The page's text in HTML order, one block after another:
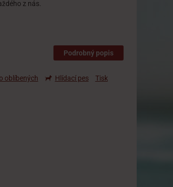
z nás.
Podrobný popis
oblíbených Hlídací pes Tisk